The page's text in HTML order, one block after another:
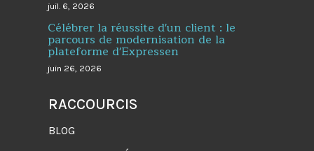
juil. 6, 2026
Célébrer la réussite d'un client : le
parcours de modernisation de la
plateforme d'Expressen
juin 26, 2026
RACCOURCIS
BLOG